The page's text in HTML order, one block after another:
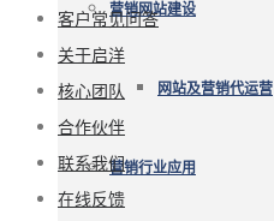
营销网站建设
网站及营销代运营
营销行业应用
客户常见问答
关于启洋
核心团队
合作伙伴
联系我们
在线反馈